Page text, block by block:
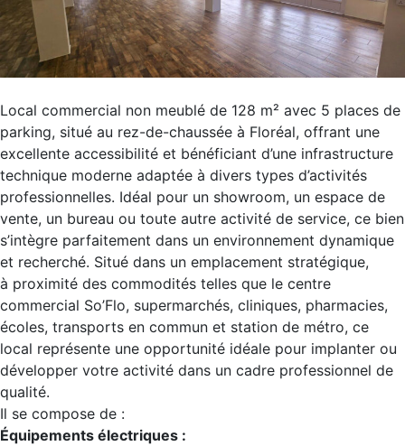
Local commercial non meublé de 128 m² avec 5 places de
parking, situé au rez-de-chaussée à Floréal, offrant une
excellente accessibilité et bénéficiant d’une infrastructure
technique moderne adaptée à divers types d’activités
professionnelles. Idéal pour un showroom, un espace de
vente, un bureau ou toute autre activité de service, ce bien
s’intègre parfaitement dans un environnement dynamique
et recherché. Situé dans un emplacement stratégique,
à proximité des commodités telles que le centre
commercial So’Flo, supermarchés, cliniques, pharmacies,
écoles, transports en commun et station de métro, ce
local représente une opportunité idéale pour implanter ou
développer votre activité dans un cadre professionnel de
qualité.
Il se compose de :
Équipements électriques :